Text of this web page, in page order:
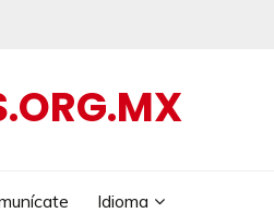
Idioma